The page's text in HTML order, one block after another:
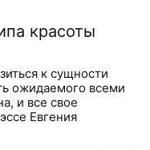
красоты
к сущности
ожидаемого всеми
и все свое
Евгения